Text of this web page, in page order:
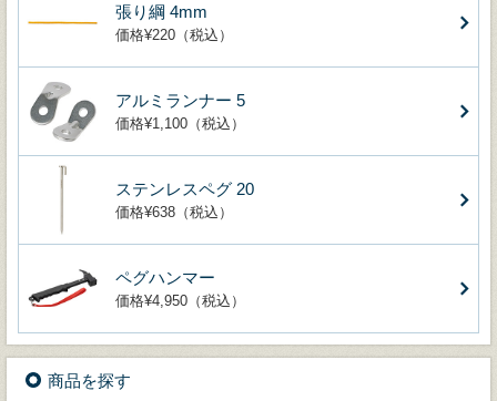
張り綱 4mm
価格¥220（税込）
アルミランナー 5
価格¥1,100（税込）
ステンレスペグ 20
価格¥638（税込）
ペグハンマー
価格¥4,950（税込）
商品を探す